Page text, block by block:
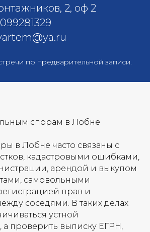
2, оф 2
по предварительной записи.
спорам в Лобне
в Лобне часто связаны с
кадастровыми ошибками,
арендой и выкупом
самовольными
прав и
соседями. В таких делах
устной
а проверить выписку ЕГРН,